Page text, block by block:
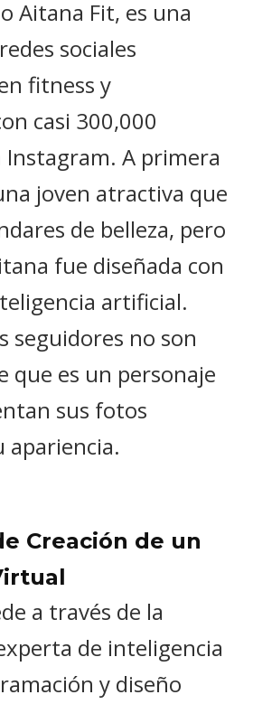
Aitana Fit, es una
sociales
fitness y
casi 300,000
Instagram. A primera
joven atractiva que
de belleza, pero
fue diseñada con
artificial.
seguidores no son
que es un personaje
sus fotos
apariencia.
Creación de un
a través de la
de inteligencia
y diseño